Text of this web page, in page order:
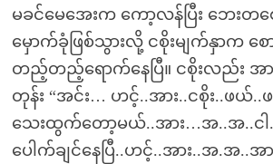
မခင်မေအေးက ကော့လန်ပြီး ဘေးတစ
မှောက်ခုံဖြစ်သွားလို့ ငစိုးမျက်နှာက
တည့်တည့်ရောက်နေပြီ။ ငစိုးလည်း အားရ
တုန်း “အင်း… ဟင့်..အား..ငစိုး..ဖယ်..
သေးထွက်တော့မယ်..အား…အ..အ..ငါ
ပေါက်ချင်နေပြီ..ဟင့်..အား..အ.အ..အာ